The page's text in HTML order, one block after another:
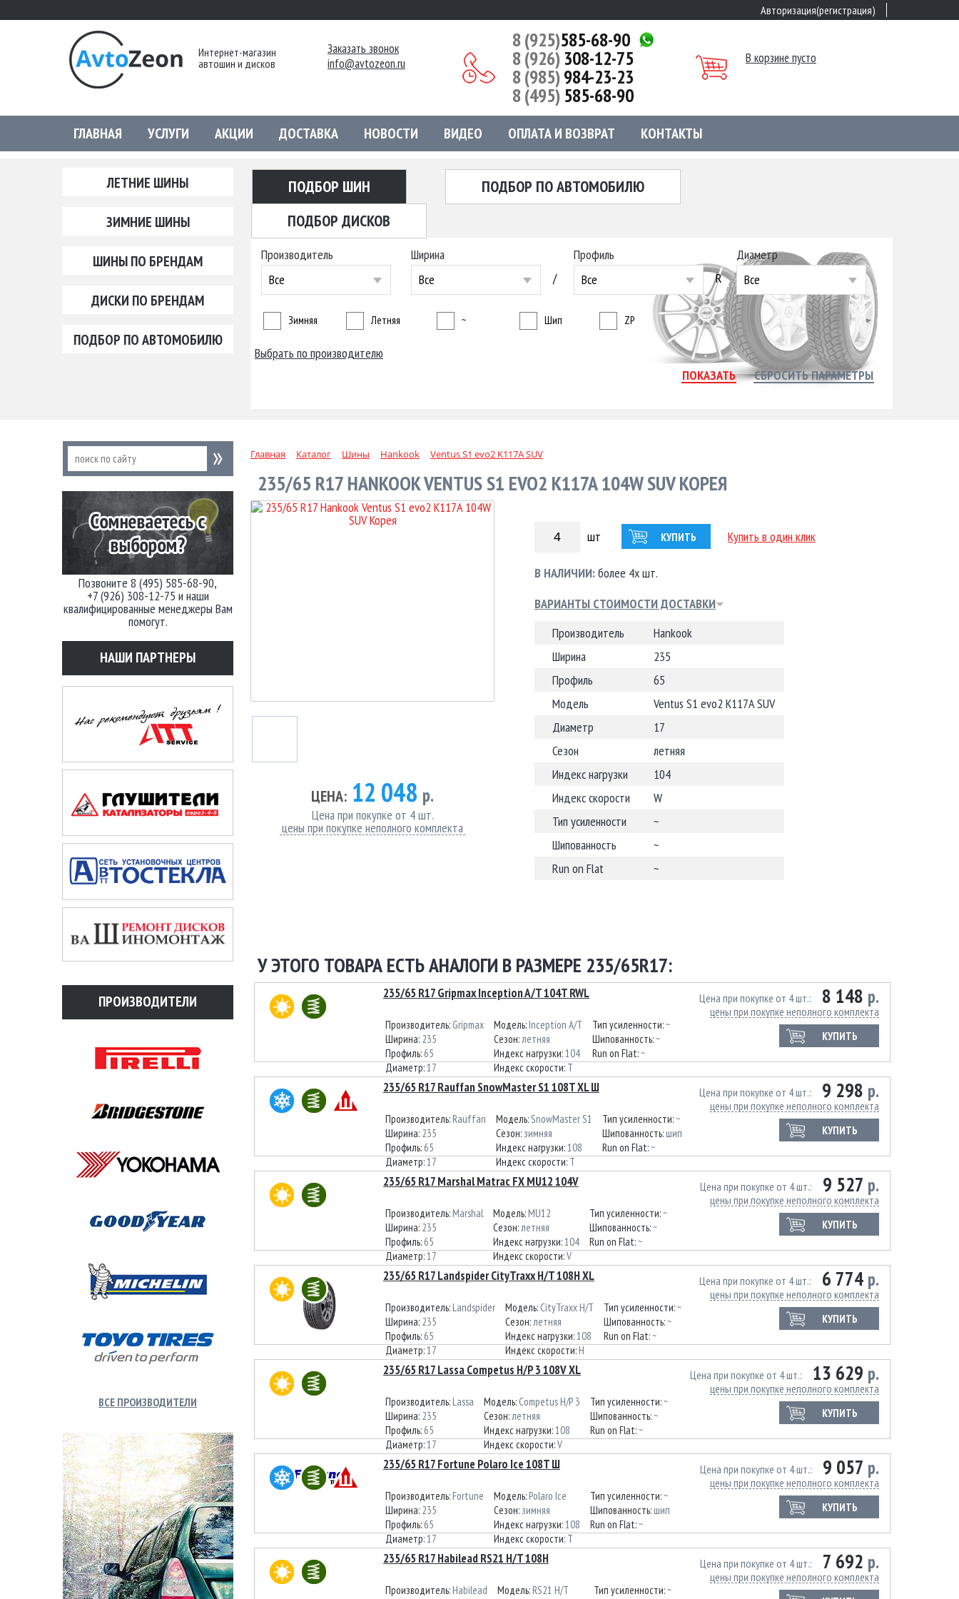
Авторизация(регистрация)
Интернет-магазин
автошин и дисков
Заказать звонок
info@avtozeon.ru
8 (925)585-68-90
8 (926) 308-12-75
8 (985)984-23-23
8 (495) 585-68-90
В корзине пусто
ГЛАВНАЯ УСЛУГИ АКЦИИ ДОСТАВКА НОВОСТИ ВИДЕО ОПЛАТА И ВОЗВРАТ КОНТАКТЫ
ЛЕТНИЕ ШИНЫ
ЗИМНИЕ ШИНЫ
ШИНЫ ПО БРЕНДАМ
ДИСКИ ПО БРЕНДАМ
ПОДБОР ПО АВТОМОБИЛЮ
ПОДБОР ШИН
ПОДБОР ПО АВТОМОБИЛЮ
ПОДБОР ДИСКОВ
Производитель
Все
Ширина
Все
/
Профиль
Все
R
Диаметр
Все
Зимняя Летняя ~ Шип ZP
Выбрать по производителю
Позвоните 8 (495) 585-68-90,
+7 (926) 308-12-75 и наши
квалифицированные менеджеры Вам
помогут.
НАШИ ПАРТНЕРЫ
ПРОИЗВОДИТЕЛИ
ВСЕ ПРОИЗВОДИТЕЛИ
Главная Каталог Шины Hankook Ventus S1 evo2 K117A SUV
235/65 R17 HANKOOK VENTUS S1 EVO2 K117A 104W SUV КОРЕЯ
ЦЕНА: 12 048 р.
Цена при покупке от 4 шт.
цены при покупке неполного комплекта
шт КУПИТЬ Купить в один клик
В НАЛИЧИИ:более 4х шт.
ВАРИАНТЫ СТОИМОСТИ ДОСТАВКИ
Производитель
Hankook
Ширина
235
Профиль
65
Модель
Ventus S1 evo2 K117A SUV
Диаметр
17
Сезон
летняя
Индекс нагрузки
104
Индекс скорости
W
Тип усиленности
~
Шипованность
~
Run on Flat
~
У ЭТОГО ТОВАРА ЕСТЬ АНАЛОГИ В РАЗМЕРЕ 235/65R17:
235/65 R17 Gripmax Inception A/T 104T RWL 8 148 р.
Цена при покупке от 4 шт.
цены при покупке неполного комплекта
КУПИТЬ
Производитель: Gripmax
Ширина: 235
Профиль: 65
Диаметр:17
Модель: Inception A/T
Сезон:летняя
Индекс нагрузки:104
Индекс скорости: T
Тип усиленности:~
Шипованность:~
Run on Flat:~
235/65 R17 Rauffan SnowMaster S1 108T XL Ш 9 298 р.
Цена при покупке от 4 шт.
цены при покупке неполного комплекта
КУПИТЬ
Производитель: Rauffan
Ширина: 235
Профиль: 65
Диаметр:17
Модель:SnowMaster S1
Сезон: зимняя
Индекс нагрузки:108
Индекс скорости: T
Тип усиленности:~
Шипованность: шип
Run on Flat:~
235/65 R17 Marshal Matrac FX MU12 104V 9 527 р.
Цена при покупке от 4 шт.
цены при покупке неполного комплекта
КУПИТЬ
Производитель: Marshal
Ширина: 235
Профиль: 65
Диаметр:17
Модель: MU12
Сезон:летняя
Индекс нагрузки:104
Индекс скорости:V
Тип усиленности:~
Шипованность:~
Run on Flat:~
235/65 R17 Landspider CityTraxx H/T 108H XL 6 774 р.
Цена при покупке от 4 шт.
цены при покупке неполного комплекта
КУПИТЬ
Производитель: Landspider
Ширина: 235
Профиль: 65
Диаметр:17
Модель: CityTraxx H/T
Сезон:летняя
Индекс нагрузки:108
Индекс скорости: H
Тип усиленности:~
Шипованность:~
Run on Flat:~
235/65 R17 Lassa Competus H/P 3 108V XL 13 629 р.
Цена при покупке от 4 шт.
цены при покупке неполного комплекта
КУПИТЬ
Производитель: Lassa
Ширина: 235
Профиль: 65
Диаметр:17
Модель: Competus H/P 3
Сезон:летняя
Индекс нагрузки:108
Индекс скорости:V
Тип усиленности:~
Шипованность:~
Run on Flat:~
235/65 R17 Fortune Polaro Ice 108T Ш 9 057 р.
Цена при покупке от 4 шт.
цены при покупке неполного комплекта
КУПИТЬ
Производитель: Fortune
Ширина: 235
Профиль: 65
Диаметр:17
Модель: Polaro Ice
Сезон: зимняя
Индекс нагрузки:108
Индекс скорости: T
Тип усиленности:~
Шипованность: шип
Run on Flat:~
235/65 R17 Habilead RS21 H/T 108H 7 692 р.
Цена при покупке от 4 шт.
цены при покупке неполного комплекта
Производитель: Habilead
Модель: RS21 H/T
Тип усиленности:~